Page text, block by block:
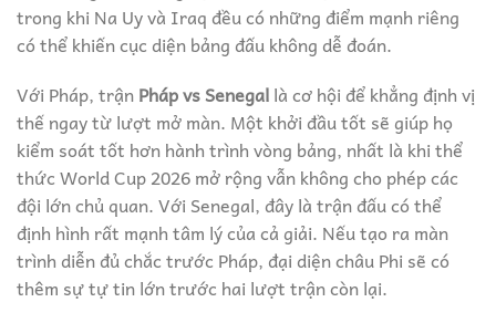
trong khi Na Uy và Iraq đều có những điểm mạnh riêng
có thể khiến cục diện bảng đấu không dễ đoán.
Với Pháp, trậnPháp vs Senegallà cơ hội để khẳng định vị
thế ngay từ lượt mở màn. Một khởi đầu tốt sẽ giúp họ
kiểm soát tốt hơn hành trình vòng bảng, nhất là khi thể
thức World Cup 2026 mở rộng vẫn không cho phép các
đội lớn chủ quan. Với Senegal, đây là trận đấu có thể
định hình rất mạnh tâm lý của cả giải. Nếu tạo ra màn
trình diễn đủ chắc trước Pháp, đại diện châu Phi sẽ có
thêm sự tự tin lớn trước hai lượt trận còn lại.